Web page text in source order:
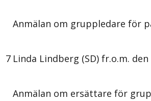
Anmälan om gruppledare för
7 Linda Lindberg (SD) fr.o.m.
Anmälan om ersättare för